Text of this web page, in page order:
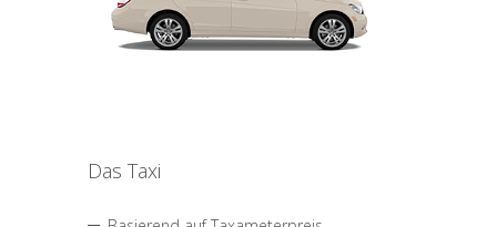
Das Taxi